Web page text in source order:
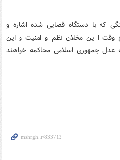
که با دستگاه قضایی شده اشاره و
وقت ا ین مخلان نظم و امنیت و این
عدل جمهوری اسلامی محاکمه خواهند